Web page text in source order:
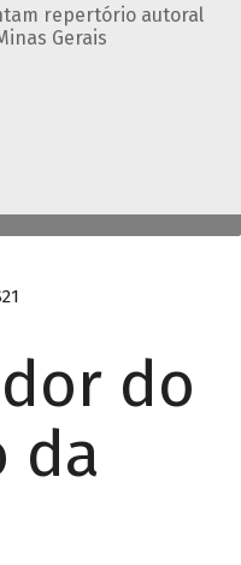
repertório autoral
Gerais
do
da